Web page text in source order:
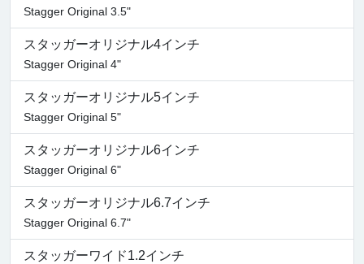
Stagger Original 3.5"
スタッガーオリジナル4インチ
Stagger Original 4"
スタッガーオリジナル5インチ
Stagger Original 5"
スタッガーオリジナル6インチ
Stagger Original 6"
スタッガーオリジナル6.7インチ
Stagger Original 6.7"
スタッガーワイド1.2インチ